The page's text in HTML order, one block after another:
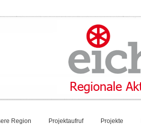
Region Projektaufruf Projekte